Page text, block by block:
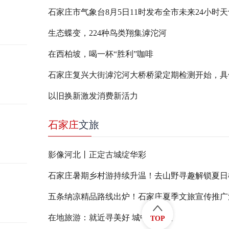
石家庄市气象台8月5日11时发布全市未来24小时
生态蝶变，224种鸟类翔集滹沱河
在西柏坡，喝一杯“胜利”咖啡
以旧换新激发消费新活力
石家庄文旅
影像河北丨正定古城绽华彩
五条纳凉精品路线出炉！石家庄夏季文旅宣传推
在地旅游：就近寻美好 城中觅新意
TOP